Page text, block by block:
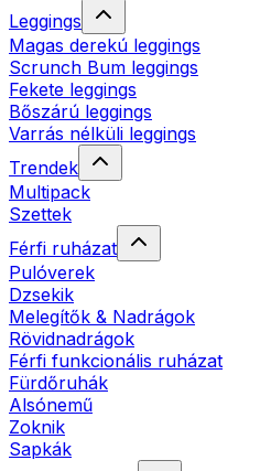
Leggings
Magas derekú leggings
Scrunch Bum leggings
Fekete leggings
Bőszárú leggings
Varrás nélküli leggings
Trendek
Multipack
Szettek
Férfi ruházat
Pulóverek
Dzsekik
Melegítők & Nadrágok
Rövidnadrágok
Férfi funkcionális ruházat
Fürdőruhák
Alsónemű
Zoknik
Sapkák